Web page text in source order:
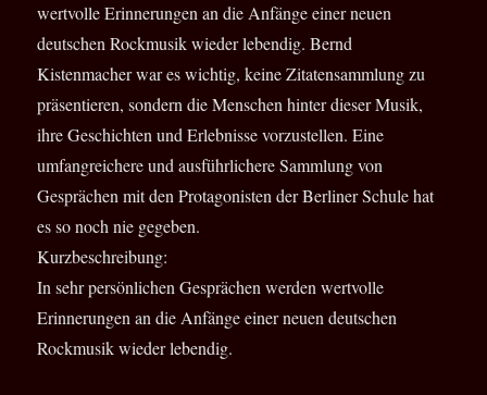
wertvolle Erinnerungen an die Anfänge einer neuen
deutschen Rockmusik wieder lebendig. Bernd
Kistenmacher war es wichtig, keine Zitatensammlung zu
präsentieren, sondern die Menschen hinter dieser Musik,
ihre Geschichten und Erlebnisse vorzustellen. Eine
umfangreichere und ausführlichere Sammlung von
Gesprächen mit den Protagonisten der Berliner Schule hat
es so noch nie gegeben.
Kurzbeschreibung:
In sehr persönlichen Gesprächen werden wertvolle
Erinnerungen an die Anfänge einer neuen deutschen
Rockmusik wieder lebendig.